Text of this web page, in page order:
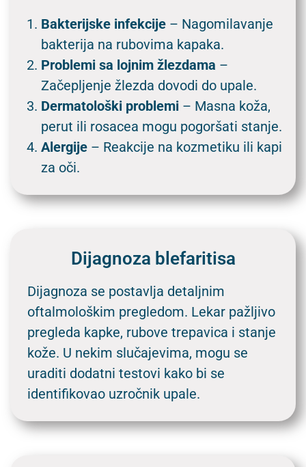
Bakterijske infekcije – Nagomilavanje
bakterija na rubovima kapaka.
Problemi sa lojnim žlezdama –
Začepljenje žlezda dovodi do upale.
Dermatološki problemi – Masna koža,
perut ili rosacea mogu pogoršati stanje.
Alergije – Reakcije na kozmetiku ili kapi
za oči.
Dijagnoza blefaritisa
Dijagnoza se postavlja detaljnim
oftalmološkim pregledom. Lekar pažljivo
pregleda kapke, rubove trepavica i stanje
kože. U nekim slučajevima, mogu se
uraditi dodatni testovi kako bi se
identifikovao uzročnik upale.